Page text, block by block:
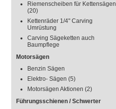
Riemenscheiben für Kettensägen
(20)
Kettenräder 1/4" Carving
Umrüstung
Carving Sägeketten auch
Baumpflege
Motorsägen
Benzin Sägen
Elektro- Sägen (5)
Motorsägen Aktionen (2)
Führungsschienen / Schwerter